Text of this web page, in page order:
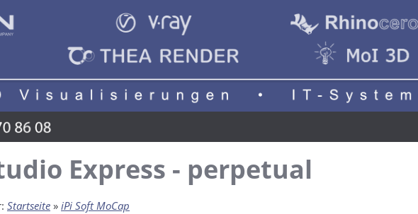
Express - perpetual
Startseite » iPi Soft MoCap